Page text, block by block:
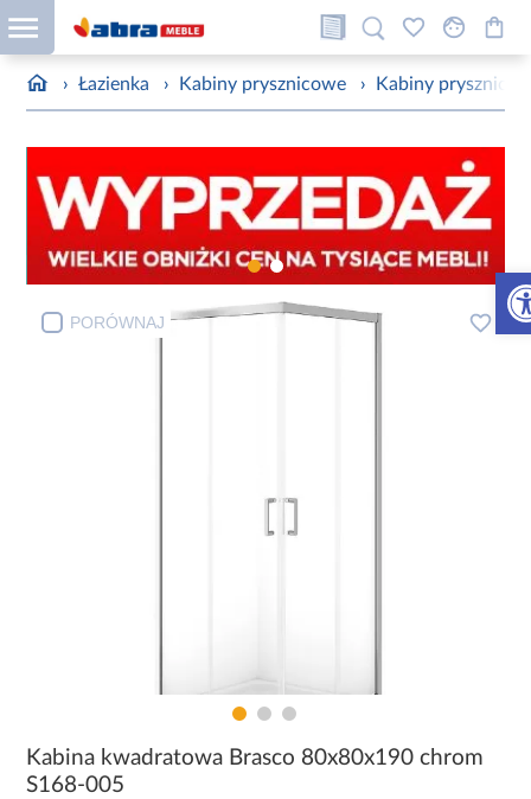
› Łazienka › Kabiny prysznicowe › Kabiny
PORÓWNAJ
Kabina kwadratowa Brasco 80x80x190 chrom
S168-005